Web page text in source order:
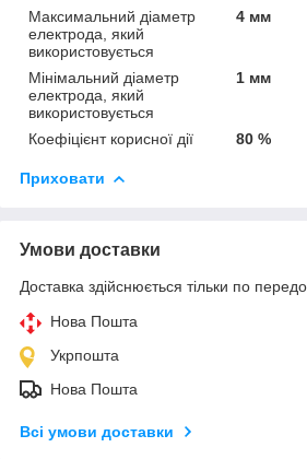
Максимальний діаметр
електрода, який
використовується
4 мм
Мінімальний діаметр
електрода, який
використовується
1 мм
Коефіцієнт корисної дії 80 %
Приховати
Умови доставки
Доставка здійснюється тільки по
Нова Пошта
Укрпошта
Нова Пошта
Всі умови доставки